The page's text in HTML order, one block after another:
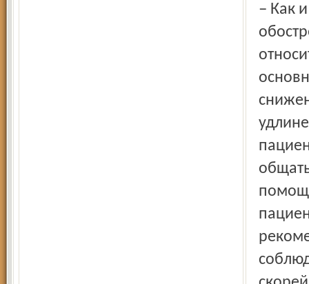
– Как и в любой хронической болезни, периоды